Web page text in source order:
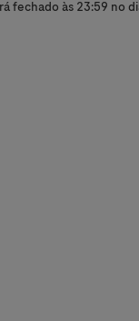
fechado às 23:59 no